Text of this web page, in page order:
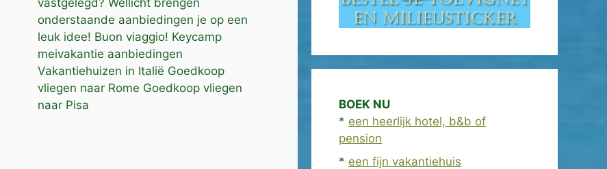
onderstaande aanbiedingen je op een
leuk idee! Buon viaggio! Keycamp
meivakantie aanbiedingen
Vakantiehuizen in Italië Goedkoop
vliegen naar Rome Goedkoop vliegen
naar Pisa
BOEK NU
* een heerlijk hotel, b&b of
pension
* een fijn vakantiehuis